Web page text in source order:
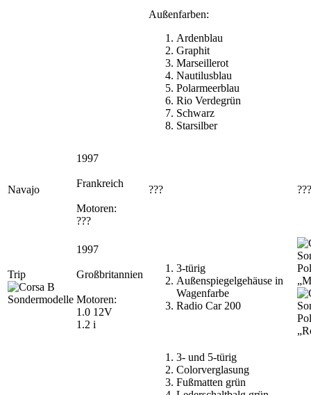
Außenfarben:
Ardenblau
Graphit
Marseillerot
Nautilusblau
Polarmeerblau
Rio Verdegrün
Schwarz
Starsilber
Navajo
1997
Frankreich
Motoren:
???
??? ???
Trip
1997
Großbritannien
Motoren:
1.0 12V
1.2 i
3-türig
Außenspiegelgehäuse in
Wagenfarbe
Radio Car 200
3- und 5-türig
Colorverglasung
Fußmatten grün